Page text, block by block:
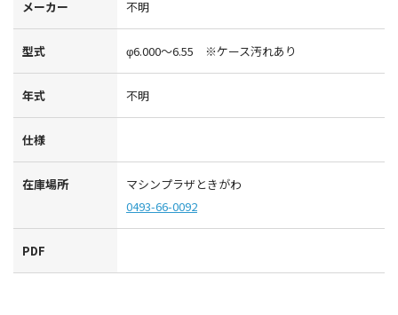
メーカー 不明
型式 φ6.000～6.55 ※ケース汚れあり
年式 不明
仕様
在庫場所
マシンプラザときがわ
0493-66-0092
PDF